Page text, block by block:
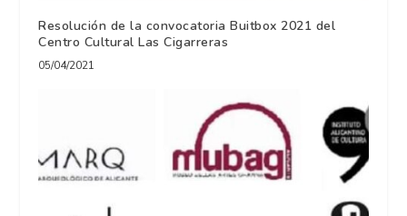
Resolución de la convocatoria Buitbox 2021 del
Centro Cultural Las Cigarreras
05/04/2021